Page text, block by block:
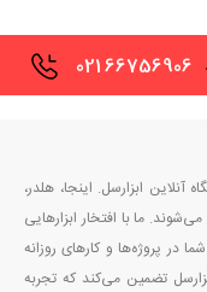
66756906
021
ابزارسل. اینجا، هلدر،
ما با افتخار ابزارهایی
در پروژه‌ها و کارهای روزانه
تضمین می‌کند که تجربه